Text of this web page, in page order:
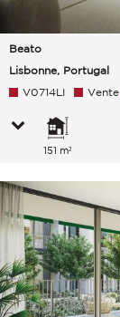
Beato
Lisbonne, Portugal
V0714LI Vente
151 m²